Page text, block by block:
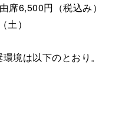
6,500円（税込み）
）
境は以下のとおり。